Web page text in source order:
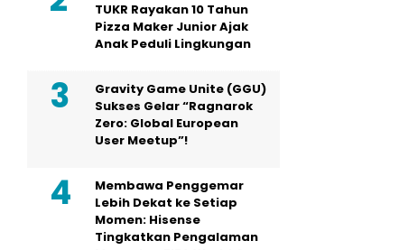
TUKR Rayakan 10 Tahun
Pizza Maker Junior Ajak
Anak Peduli Lingkungan
Gravity Game Unite (GGU)
Sukses Gelar “Ragnarok
Zero: Global European
User Meetup”!
Membawa Penggemar
Lebih Dekat ke Setiap
Momen: Hisense
Tingkatkan Pengalaman